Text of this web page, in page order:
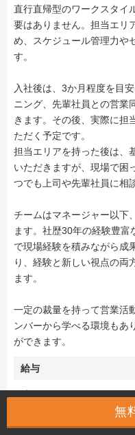
直行直帰型のワークスタイ
要はありません。担当エリ
め、スケジュール管理力や
す。
入社後は、3か月程度を目
ニング、先輩社員との営業
きます。その後、実際に担
ただく予定です。
担当エリアを持った後は、
いただきますが、現場で困
つでも上司や先輩社員に相
チームはマネージャー以下
ます。社歴30年の経験豊
で現場経験を積みながら成
り、経験と新しい視点の両
ます。
一定の裁量を持って営業活
ンバーから学べる環境もあ
ができます。
給与
無